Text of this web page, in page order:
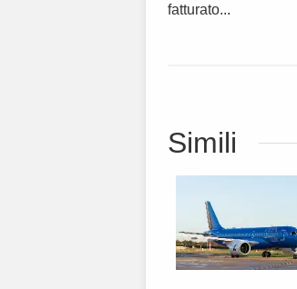
fatturato...
Simili